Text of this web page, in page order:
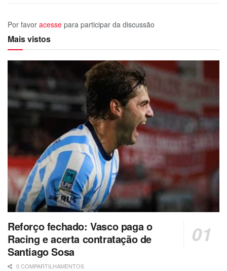
Por favor acesse para participar da discussão
Mais vistos
Reforço fechado: Vasco paga o
Racing e acerta contratação de
Santiago Sosa
0 COMPARTILHAMENTOS